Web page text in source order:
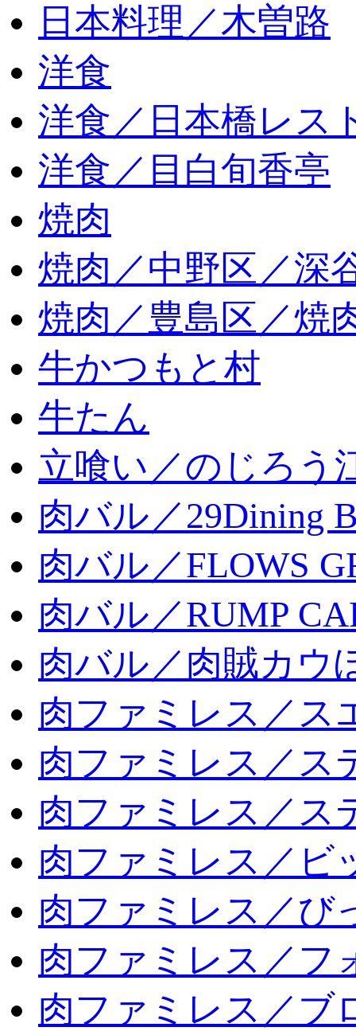
日本料理／木曽路
洋食
洋食／日本橋レス
洋食／目白旬香亭
焼肉
焼肉／中野区／深
焼肉／豊島区／焼
牛かつもと村
牛たん
立喰い／のじろう
肉バル／29Dining
肉バル／FLOWS
肉バル／RUMP
肉バル／肉賊カウ
肉ファミレス／ス
肉ファミレス／ス
肉ファミレス／ス
肉ファミレス／ビ
肉ファミレス／び
肉ファミレス／フ
肉ファミレス／ブ